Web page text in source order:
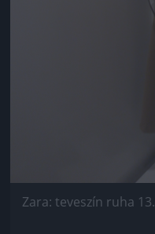
Zara: teveszín ruha